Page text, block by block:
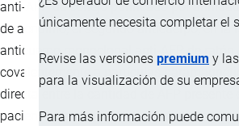
únicamente necesita completar el
Revise las versiones premium y
para la visualización de su
Para más información puede
anti-AFP de conejo purificado por
de acridinio, el segundo anticuerpo, en la
anticuerpo monoclonal anti-AFP de ratón,
covalentemente a partículas
directa entre la cantidad de AFP presente
paciente y la cantidad de unidades